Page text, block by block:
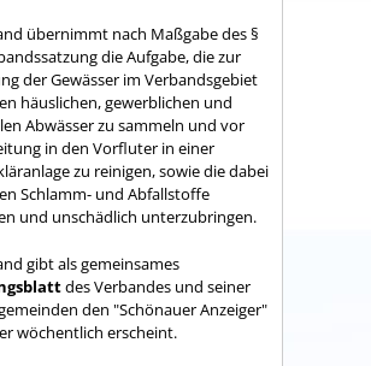
übernimmt nach Maßgabe des §
die Aufgabe, die zur
der Gewässer im Verbandsgebiet
häuslichen, gewerblichen und
Abwässer zu sammeln und vor
in den Vorfluter in einer
zu reinigen, sowie die dabei
Schlamm- und Abfallstoffe
und unschädlich unterzubringen.
gibt als gemeinsames
des Verbandes und seiner
den "Schönauer Anzeiger"
wöchentlich erscheint.